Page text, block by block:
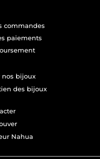
commandes
paiements
nos bijoux
des bijoux
Nahua